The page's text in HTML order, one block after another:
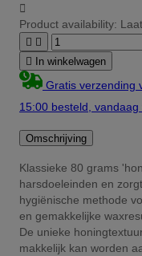

Product availability:
 
 In winkelwagen
Gratis verzending
15:00 besteld, vandaag
Omschrijving
Klassieke 80 grams
harsdoeleinden en
hygiënische methode
en gemakkelijke
De unieke
makkelijk kan worden